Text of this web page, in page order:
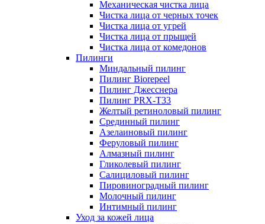
Механическая чистка лица
Чистка лица от черных точек
Чистка лица от угрей
Чистка лица от прыщей
Чистка лица от комедонов
Пилинги
Миндальный пилинг
Пилинг Biorepeel
Пилинг Джесснера
Пилинг PRX-T33
Желтый ретиноловый пилинг
Срединный пилинг
Азелаиновый пилинг
Феруловый пилинг
Алмазный пилинг
Гликолевый пилинг
Салициловый пилинг
Пировиноградный пилинг
Молочный пилинг
Интимный пилинг
Уход за кожей лица